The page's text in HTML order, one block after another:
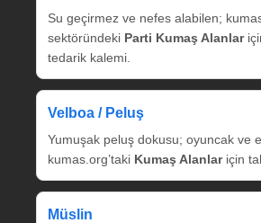
Su geçirmez ve nefes alabilen;
sektöründeki Parti Kumaş Alanlar
tedarik kalemi.
Velboa / Peluş
Yumuşak peluş dokusu; oyuncak ve
kumas.org’taki Kumaş Alanlariçin
Müslin